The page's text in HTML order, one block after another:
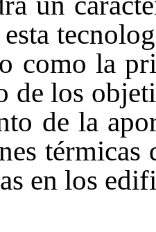
como la
de los
de la
térmicas
en los